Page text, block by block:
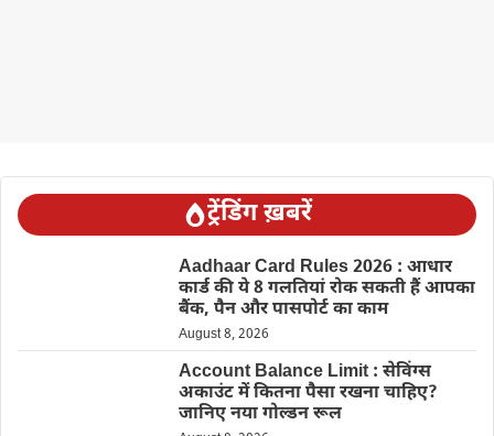
ट्रेंडिंग ख़बरें
Aadhaar Card Rules 2026 : आधार
कार्ड की ये 8 गलतियां रोक सकती हैं आपका
बैंक, पैन और पासपोर्ट का काम
August 8, 2026
Account Balance Limit : सेविंग्स
अकाउंट में कितना पैसा रखना चाहिए?
जानिए नया गोल्डन रूल